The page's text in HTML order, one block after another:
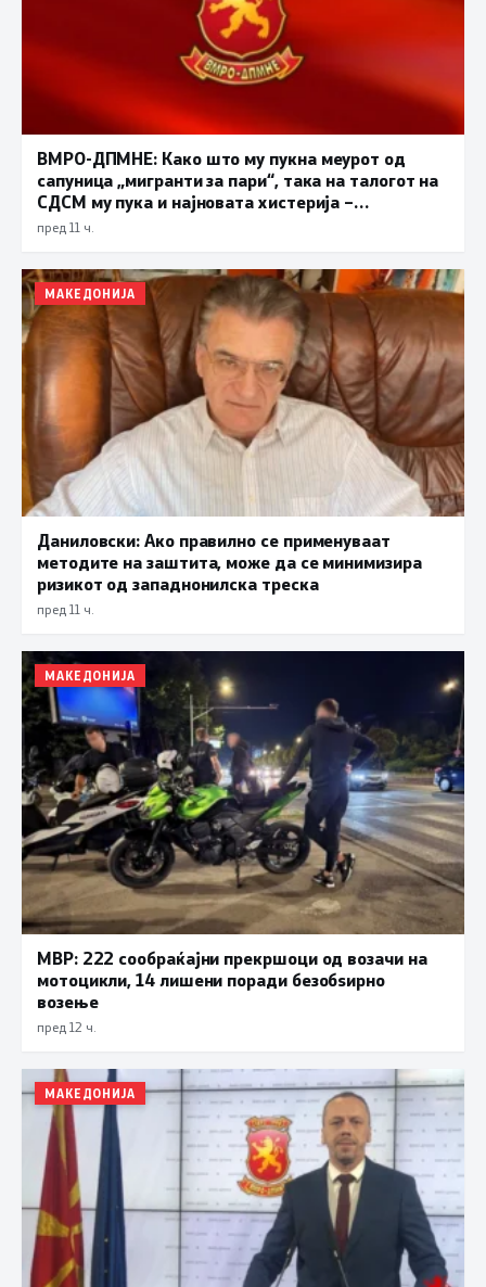
ВМРО-ДПМНЕ: Како што му пукна меурот од
сапуница „мигранти за пари“, така на талогот на
СДСМ му пука и најновата хистерија –
прифаќање на француски предлог
пред 11 ч.
МАКЕДОНИЈА
Даниловски: Ако правилно се применуваат
методите на заштита, може да се минимизира
ризикот од западнонилска треска
пред 11 ч.
МАКЕДОНИЈА
МВР: 222 сообраќајни прекршоци од возачи на
мотоцикли, 14 лишени поради безобѕирно
возење
пред 12 ч.
МАКЕДОНИЈА